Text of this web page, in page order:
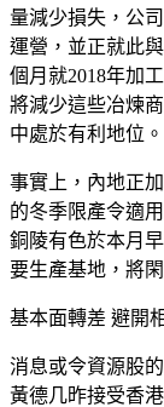
量減少損失，公
運營，並正就此
個月就2018年加
將減少這些冶煉
中處於有利地位。
事實上，內地正
的冬季限產令適
銅陵有色於本月
要生產基地，將
基本面轉差 避開
消息或令資源股
黃德几昨接受香